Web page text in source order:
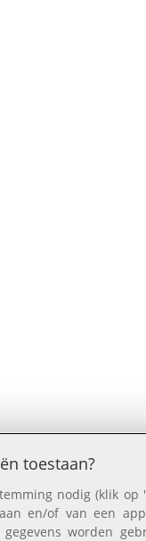
toestaan?
nodig (klik op
en/of van een
gegevens worden